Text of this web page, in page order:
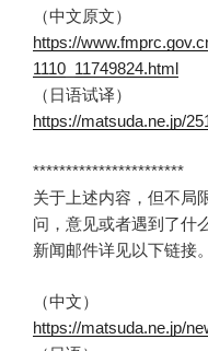
（中文原文）
https://
1110_11749824.html
（日语试译）
https://matsuda.ne.jp/
***********************
关于上述内容，但不局
问，意见或者遇到了什
新闻邮件详见以下链接。
（中文）
https://matsuda.ne.jp/